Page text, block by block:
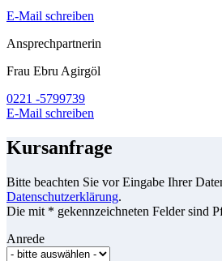
E-Mail schreiben
Ansprechpartnerin
Frau Ebru Agirgöl
0221 -5799739
E-Mail schreiben
Kursanfrage
Bitte beachten Sie vor Eingabe Ihrer
Datenschutzerklärung.
Die mit * gekennzeichneten Felder sind
Anrede